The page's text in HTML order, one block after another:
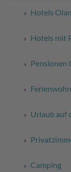
Hotels
Hotels mit
Pensionen
Urlaub auf
Camping